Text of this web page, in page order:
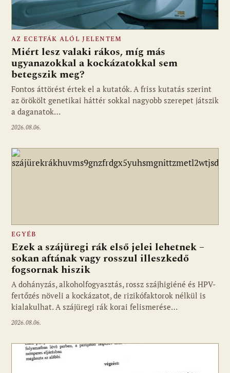
AZ ECETFÁK ALÓL JELENTEM
Miért lesz valaki rákos, míg más
ugyanazokkal a kockázatokkal sem
betegszik meg?
Fontos áttörést értek el a kutatók. A friss kutatás szerint
az örökölt genetikai háttér sokkal nagyobb szerepet játszik
a daganatok…
2026.08.06.
EGYÉB
Ezek a szájüregi rák első jelei lehetnek –
sokan aftának vagy rosszul illeszkedő
fogsornak hiszik
A dohányzás, alkoholfogyasztás, rossz szájhigiéné és HPV-
fertőzés növeli a kockázatot, de rizikófaktorok nélkül is
kialakulhat. A szájüregi rák korai felismerése…
2026.08.06.